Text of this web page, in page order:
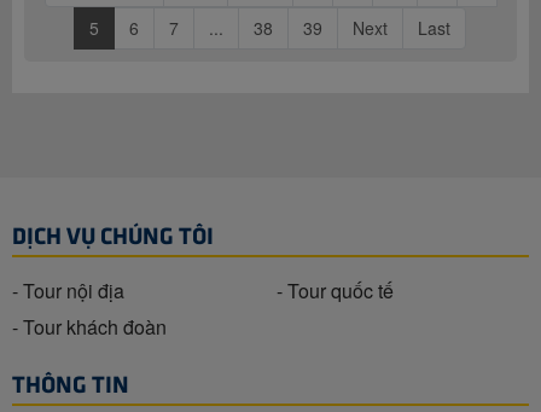
5
6 7 ... 38 39 Next Last
DỊCH VỤ CHÚNG TÔI
- Tour nội địa
- Tour quốc tế
- Tour khách đoàn
THÔNG TIN